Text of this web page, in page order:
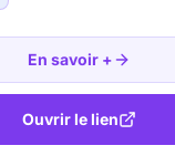
En savoir +
Ouvrir le lien